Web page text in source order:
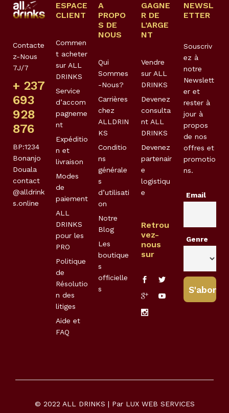
Contacte
z-Nous
7J/7
+ 237
693
928
876
BP:1234
Bonanjo
Douala
contact
@alldrink
s.online
ESPACE
CLIENT
Commen
t acheter
sur ALL
DRINKS
Service
d’accom
pagneme
nt
Expéditio
n et
livraison
Modes
de
paiement
ALL
DRINKS
pour les
PRO
Politique
de
Résolutio
n des
litiges
Aide et
FAQ
A
PROPO
S DE
NOUS
Qui
Sommes
-Nous?
Carrières
chez
ALLDRIN
KS
Conditio
ns
générale
s
d’utilisati
on
Notre
Blog
Les
boutique
s
officielle
s
GAGNE
R DE
L’ARGE
NT
Vendre
sur ALL
DRINKS
Devenez
consulta
nt ALL
DRINKS
Devenez
partenair
e
logistiqu
e
Retrou
vez-
nous
sur
NEWSL
ETTER
Souscriv
ez à
notre
Newslett
er et
rester à
jour à
propos
de nos
offres et
promotio
ns.
Email
Genre
© 2022 ALL DRINKS | Par LUX WEB SERVICES